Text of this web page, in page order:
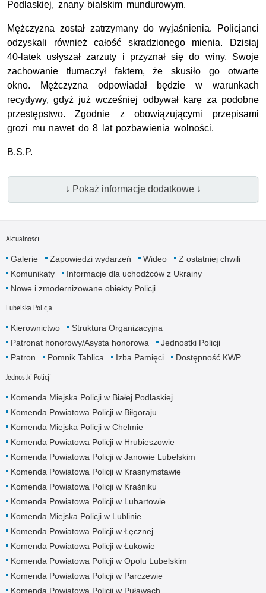
Podlaskiej, znany bialskim mundurowym.
Mężczyzna został zatrzymany do wyjaśnienia. Policjanci
odzyskali również całość skradzionego mienia. Dzisiaj
40-latek usłyszał zarzuty i przyznał się do winy. Swoje
zachowanie tłumaczył faktem, że skusiło go otwarte
okno. Mężczyzna odpowiadał będzie w warunkach
recydywy, gdyż już wcześniej odbywał karę za podobne
przestępstwo. Zgodnie z obowiązującymi przepisami
grozi mu nawet do 8 lat pozbawienia wolności.
B.S.P.
↓ Pokaż informacje dodatkowe ↓
Aktualności
Galerie Zapowiedzi wydarzeń Wideo
Z ostatniej chwili
Komunikaty
Informacje dla uchodźców z Ukrainy
Nowe i zmodernizowane obiekty Policji
Lubelska Policja
Kierownictwo
Struktura Organizacyjna
Patronat honorowy/Asysta honorowa
Jednostki Policji
Patron
Pomnik Tablica Izba Pamięci Dostępność KWP
Jednostki Policji
Komenda Miejska Policji w Białej Podlaskiej
Komenda Powiatowa Policji w Biłgoraju
Komenda Miejska Policji w Chełmie
Komenda Powiatowa Policji w Hrubieszowie
Komenda Powiatowa Policji w Janowie Lubelskim
Komenda Powiatowa Policji w Krasnymstawie
Komenda Powiatowa Policji w Kraśniku
Komenda Powiatowa Policji w Lubartowie
Komenda Miejska Policji w Lublinie
Komenda Powiatowa Policji w Łęcznej
Komenda Powiatowa Policji w Łukowie
Komenda Powiatowa Policji w Opolu Lubelskim
Komenda Powiatowa Policji w Parczewie
Komenda Powiatowa Policji w Puławach